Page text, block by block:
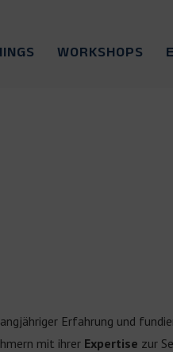
WORKSHOPS
Erfahrung und
mit ihrer Expertise zur